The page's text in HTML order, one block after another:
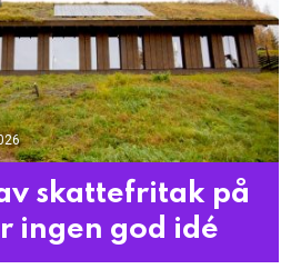
skattefritak på
ingen god idé